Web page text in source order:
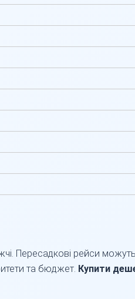
Пересадкові рейси можуть
та бюджет. Купити